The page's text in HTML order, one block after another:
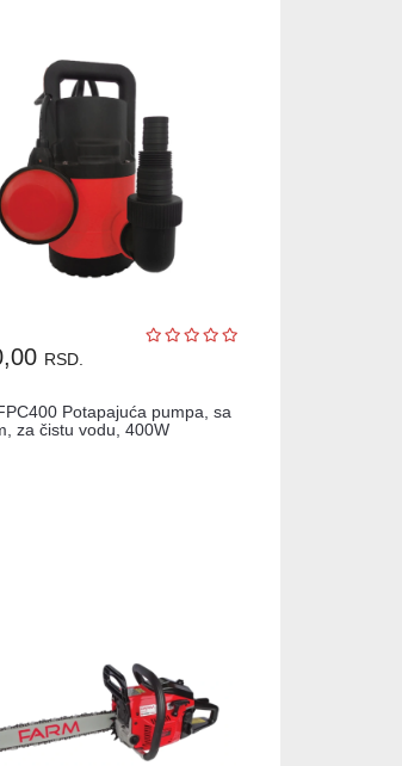
RSD.
Potapajuća pumpa, sa
za čistu vodu, 400W